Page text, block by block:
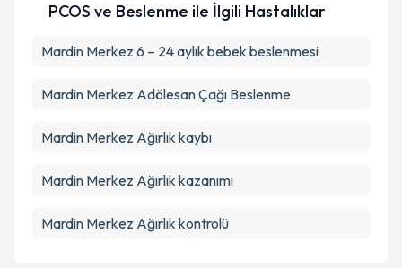
PCOS ve Beslenme ile İlgili Hastalıklar
Mardin Merkez 6 – 24 aylık bebek beslenmesi
Mardin Merkez Adölesan Çağı Beslenme
Mardin Merkez Ağırlık kaybı
Mardin Merkez Ağırlık kazanımı
Mardin Merkez Ağırlık kontrolü